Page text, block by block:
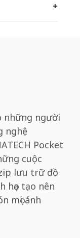
những người
nghệ
Pocket
cuộc
lưu trữ đồ
họa tạo nên
mọi ánh